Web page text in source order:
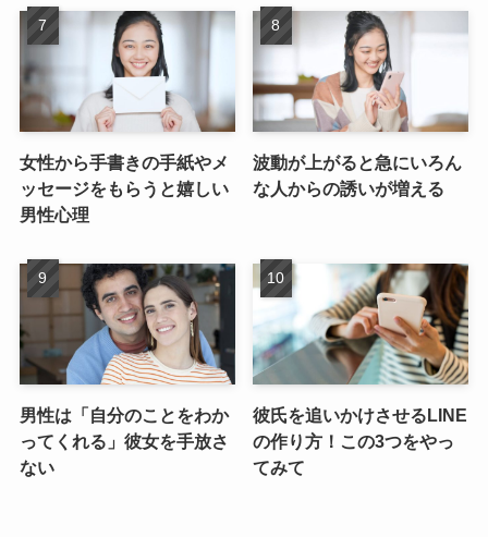
女性から手書きの手紙やメ
ッセージをもらうと嬉しい
男性心理
波動が上がると急にいろん
な人からの誘いが増える
男性は「自分のことをわか
ってくれる」彼女を手放さ
ない
彼氏を追いかけさせるLINE
の作り方！この3つをやっ
てみて